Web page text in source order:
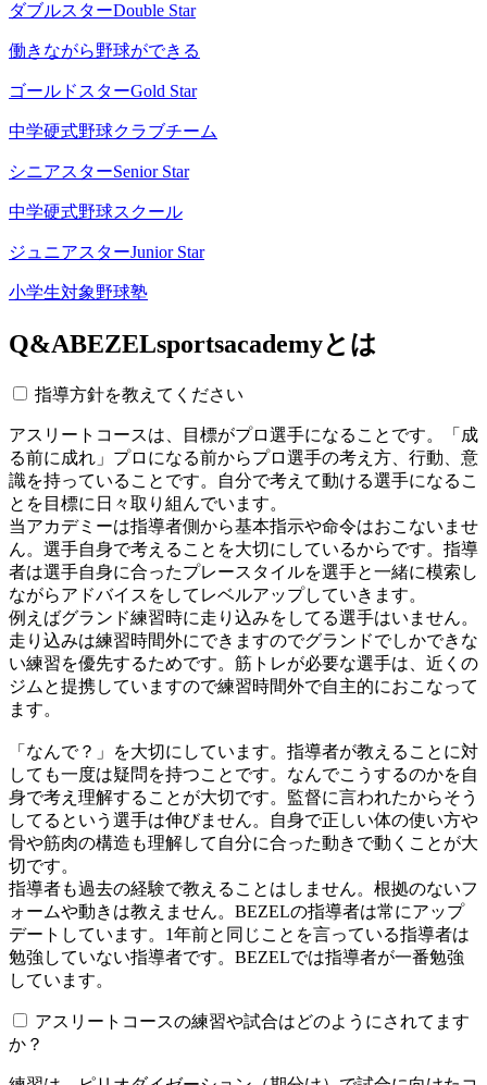
ダブルスターDouble Star
働きながら野球ができる
ゴールドスターGold Star
中学硬式野球クラブチーム
シニアスターSenior Star
中学硬式野球スクール
ジュニアスターJunior Star
小学生対象野球塾
Q&ABEZELsportsacademyとは
指導方針を教えてください
アスリートコースは、目標がプロ選手になることです。「成
る前に成れ」プロになる前からプロ選手の考え方、行動、意
識を持っていることです。自分で考えて動ける選手になるこ
とを目標に日々取り組んでいます。
当アカデミーは指導者側から基本指示や命令はおこないませ
ん。選手自身で考えることを大切にしているからです。指導
者は選手自身に合ったプレースタイルを選手と一緒に模索し
ながらアドバイスをしてレベルアップしていきます。
例えばグランド練習時に走り込みをしてる選手はいません。
走り込みは練習時間外にできますのでグランドでしかできな
い練習を優先するためです。筋トレが必要な選手は、近くの
ジムと提携していますので練習時間外で自主的におこなって
ます。
「なんで？」を大切にしています。指導者が教えることに対
しても一度は疑問を持つことです。なんでこうするのかを自
身で考え理解することが大切です。監督に言われたからそう
してるという選手は伸びません。自身で正しい体の使い方や
骨や筋肉の構造も理解して自分に合った動きで動くことが大
切です。
指導者も過去の経験で教えることはしません。根拠のないフ
ォームや動きは教えません。BEZELの指導者は常にアップ
デートしています。1年前と同じことを言っている指導者は
勉強していない指導者です。BEZELでは指導者が一番勉強
しています。
アスリートコースの練習や試合はどのようにされてます
か？